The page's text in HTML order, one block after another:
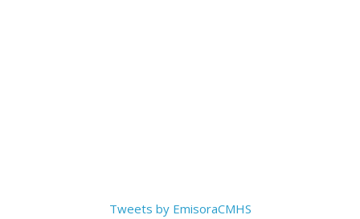
Tweets by EmisoraCMHS